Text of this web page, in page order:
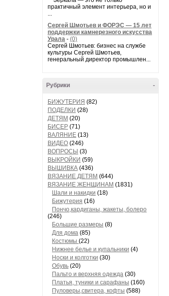
практичный элемент интерьера, но и
...
Сергей Шмотьев и ФОРЭС — 15 лет
поддержки камнерезного искусства
Урала - (0)
Сергей Шмотьев: бизнес на службе
культуры Сергей Шмотьев,
генеральный директор промышлен...
-
Рубрики
БИЖУТЕРИЯ (82)
ПОДЕЛКИ (28)
ДЕТЯМ (20)
БИСЕР (71)
ВАЛЯНИЕ (13)
ВИДЕО (246)
ВОПРОСЫ (3)
ВЫКРОЙКИ (59)
ВЫШИВКА (436)
ВЯЗАНИЕ ДЕТЯМ (644)
ВЯЗАНИЕ ЖЕНЩИНАМ (1831)
Шали и накидки (18)
Бижутерия (16)
Пончо,кардиганы, жакеты, болеро
(246)
Большие размеры (8)
Для дома (85)
Костюмы (22)
Нижнее белье и купальники (4)
Носки и колготки (30)
Обувь (20)
Пальто и верхняя одежда (30)
Платья, туники и сарафаны (160)
Пуловеры,свитера, кофты (588)